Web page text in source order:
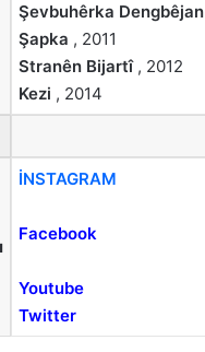
Şevbuhêrka Dengbêjan
Şapka , 2011
Stranên Bijartî, 2012
Kezi , 2014
İNSTAGRAM
Facebook
Youtube
Twitter